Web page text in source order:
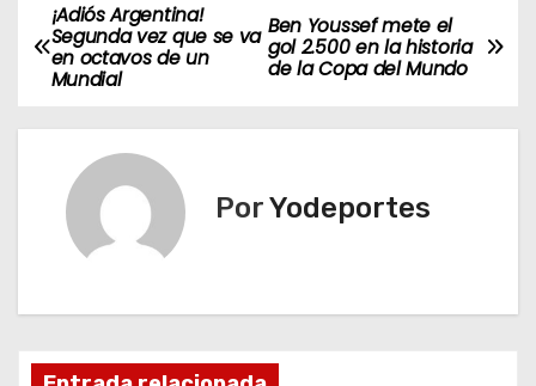
N
a
v
c
Ben Youssef mete el
gol 2.500 en la historia
de la Copa del Mundo
¡Adiós Argentina!
Segunda vez que se va
en octavos de un
Mundial
PorYodeportes